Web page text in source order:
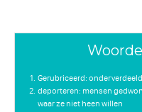
Boek 3
Gerubriceerd:
deporteren: mensen
waar ze niet heen willen